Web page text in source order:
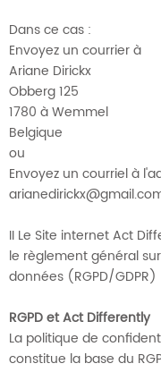
Dans ce cas :
Envoyez un courrier à
Ariane Dirickx
Obberg 125
1780 à Wemmel
Belgique
ou
Envoyez un courriel à
II Le Site internet Act
le règlement général
données (RGPD/GDPR)
RGPD et Act Differently
La politique de
constitue la base du